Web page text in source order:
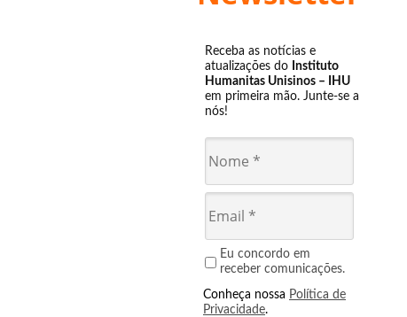
Receba as notícias e
atualizações do Instituto
Humanitas Unisinos – IHU
em primeira mão. Junte-se a
nós!
Eu concordo em
receber comunicações.
Conheça nossa Política de
Privacidade.